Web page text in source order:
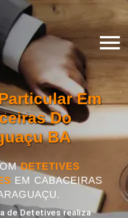
Em
Do
BA
DETETIVES
EM CABACEIRAS
de Detetives realiza